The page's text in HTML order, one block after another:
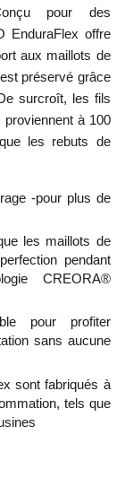
pour des
EnduraFlex offre
aux maillots de
préservé grâce
surcroît, les fils
à 100
les rebuts de
-pour plus de
les maillots de
pendant
CREORA®
pour profiter
sans aucune
sont fabriqués à
tels que